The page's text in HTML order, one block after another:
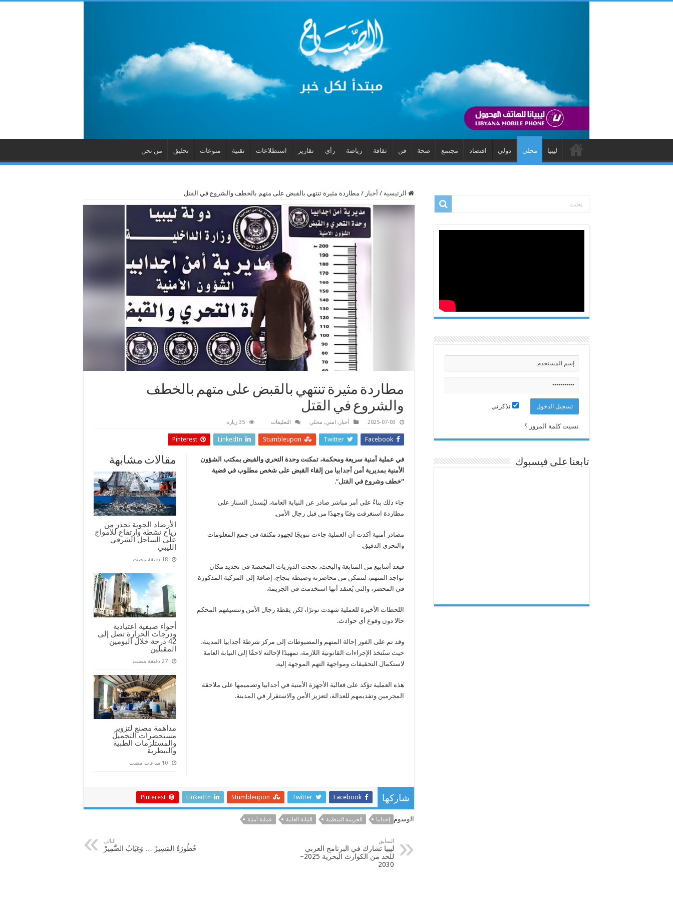
ليبيا محلي دولي اقتصاد مجتمع صحة فن ثقافة رياضة رأي تقارير استطلاعات تقنية منوعات تحليق من نحن
الرئيسية / أخبار / مطاردة مثيرة تنتهي بالقبض على متهم بالخطف والشروع في القتل
مطاردة مثيرة تنتهي بالقبض على متهم بالخطف
والشروع في القتل
2025-07-03 أخبار , امني, محلي التعليقات
مثيرة
تنتهي
متهم
بالخطف
والشروع
35 زيارة
Facebook
Twitter
Stumbleupon
LinkedIn
Pinterest
مقالات مشابهة
الأرصاد الجوية تحذر من
رياح نشطة وارتفاع للأمواج
على الساحل الشرقي
الليبي
أجواء صيفية اعتيادية
ودرجات الحرارة تصل إلى
42 درجة خلال اليومين
المقبلين
مداهمة مصنع لتزوير
مستحضرات التجميل
والمستلزمات الطبية
والبيطرية
في عملية أمنية سريعة ومحكمة، تمكنت وحدة التحري والقبض بمكتب الشؤون
الأمنية بمديرية أمن أجدابيا من إلقاء القبض على شخص مطلوب في قضية
“خطف وشروع في القتل“.
جاء ذلك بناءً على أمر مباشر صادر عن النيابة العامة، ليُسدل الستار على
مطاردة استغرقت وقتًا وجهدًا من قبل رجال الأمن.
مصادر أمنية أكدت أن العملية جاءت تتويجًا لجهود مكثفة في جمع المعلومات
والتحري الدقيق.
فبعد أسابيع من المتابعة والبحث، نجحت الدوريات المختصة في تحديد مكان
تواجد المتهم، لتتمكن من محاصرته وضبطه بنجاح، إضافة إلى المركبة المذكورة
في المحضر، والتي يُعتقد أنها استخدمت في الجريمة.
اللحظات الأخيرة للعملية شهدت توترًا، لكن يقظة رجال الأمن وتنسيقهم المحكم
حالا دون وقوع أي حوادث.
وقد تم على الفور إحالة المتهم والمضبوطات إلى مركز شرطة أجدابيا المدينة،
حيث ستُتخذ الإجراءات القانونية اللازمة، تمهيدًا لإحالته لاحقًا إلى النيابة العامة
لاستكمال التحقيقات ومواجهة التهم الموجهة إليه.
هذه العملية تؤكد على فعالية الأجهزة الأمنية في أجدابيا وتصميمها على ملاحقة
المجرمين وتقديمهم للعدالة، لتعزيز الأمن والاستقرار في المدينة.
شاركها Facebook
Twitter
Stumbleupon
LinkedIn
Pinterest
الوسوم إجدابيا الجريمة المنظمة النيابة العامة عملية أمنية
السابق
ليبيا تشارك في البرنامج العربي
للحد من الكوارث البحرية 2025–
2030
التالي
خُطُورَةُ المَسِيرْ … وَغِيَابُ الضَّمِيرْ
تذكرني
نسيت كلمة المرور ؟
تابعنا على فيسبوك